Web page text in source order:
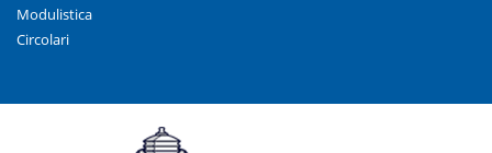
Modulistica
Circolari